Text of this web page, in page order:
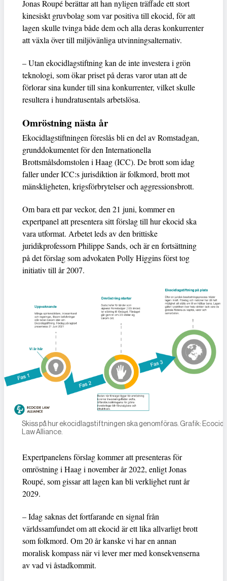
Jonas Roupé berättar att han nyligen träffade ett stort
kinesiskt gruvbolag som var positiva till ekocid, för att
lagen skulle tvinga både dem och alla deras konkurrenter
att växla över till miljövänliga utvinningsalternativ.
– Utan ekocidlagstiftning kan de inte investera i grön
teknologi, som ökar priset på deras varor utan att de
förlorar sina kunder till sina konkurrenter, vilket skulle
resultera i hundratusentals arbetslösa.
Omröstning nästa år
Ekocidlagstiftningen föreslås bli en del av Romstadgan,
grunddokumentet för den Internationella
Brottsmålsdomstolen i Haag (ICC). De brott som idag
faller under ICC:s jurisdiktion är folkmord, brott mot
mänskligheten, krigsförbrytelser och aggressionsbrott.
Om bara ett par veckor, den 21 juni, kommer en
expertpanel att presentera sitt förslag till hur ekocid ska
vara utformat. Arbetet leds av den brittiske
juridikprofessorn Philippe Sands, och är en fortsättning
på det förslag som advokaten Polly Higgins först tog
initiativ till år 2007.
Skiss på hur ekocidlagstiftningen ska genomföras. Grafik:
Law Alliance.
Expertpanelens förslag kommer att presenteras för
omröstning i Haag i november år 2022, enligt Jonas
Roupé, som gissar att lagen kan bli verklighet runt år
2029.
– Idag saknas det fortfarande en signal från
världssamfundet om att ekocid är ett lika allvarligt brott
som folkmord. Om 20 år kanske vi har en annan
moralisk kompass när vi lever mer med konsekvenserna
av vad vi åstadkommit.